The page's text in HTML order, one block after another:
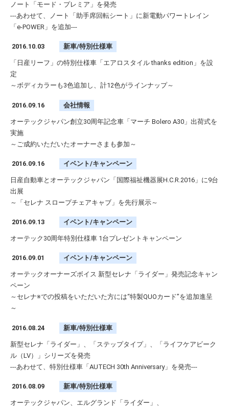
ノート「モード・プレミア」を発売
---あわせて、ノート「助手席回転シート」に新電動パワートレイン
「e-POWER」を追加---
2016.10.03 新車/特別仕様車
「日産リーフ」の特別仕様車「エアロスタイル thanks edition」を設
定
～ボディカラーも3色追加し、計12色がラインナップ～
2016.09.16 会社情報
オーテックジャパン創立30周年記念車「マーチ Bolero A30」出荷式を
実施
～ご成約いただいたオーナーさまも参加～
2016.09.16 イベント/キャンペーン
日産自動車とオーテックジャパン「国際福祉機器展H.C.R.2016」に9台
出展
～「セレナ スロープチェアキャブ」を先行展示～
2016.09.13 イベント/キャンペーン
オーテック30周年特別仕様車 1台プレゼントキャンペーン
2016.09.01 イベント/キャンペーン
オーテックオーナーズボイス 新型セレナ「ライダー」発売記念キャン
ペーン
～セレナ※での投稿をいただいた方には“特製QUOカード”を追加進呈
～
2016.08.24 新車/特別仕様車
新型セレナ「ライダー」、「ステップタイプ」、「ライフケアビーク
ル（LV）」シリーズを発売
---あわせて、特別仕様車「AUTECH 30th Anniversary」を発売---
2016.08.09 新車/特別仕様車
オーテックジャパン、エルグランド「ライダー」、